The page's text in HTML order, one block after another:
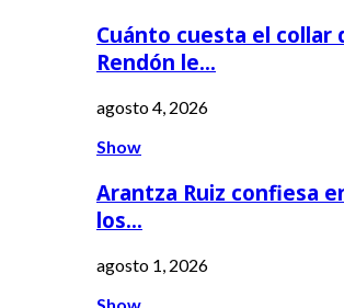
Cuánto cuesta el collar
Rendón le…
agosto 4, 2026
Show
Arantza Ruiz confiesa
los…
agosto 1, 2026